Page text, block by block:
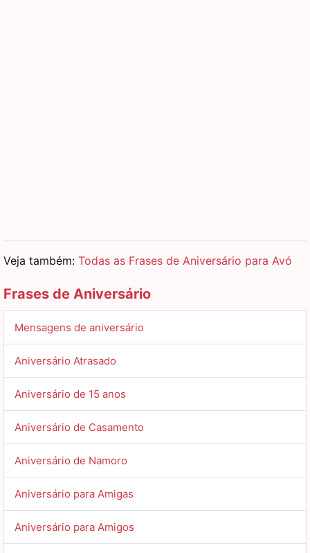
Veja também: Todas as Frases de Aniversário para Avó
Frases de Aniversário
Mensagens de aniversário
Aniversário Atrasado
Aniversário de 15 anos
Aniversário de Casamento
Aniversário de Namoro
Aniversário para Amigas
Aniversário para Amigos